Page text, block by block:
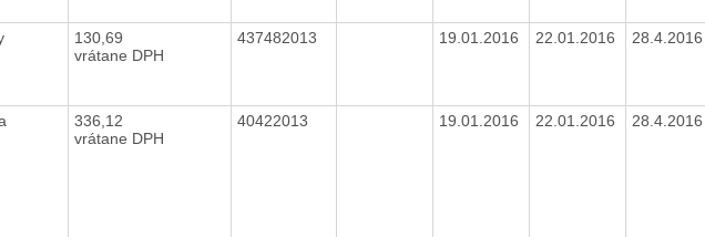
130,69
vrátane DPH
437482013 19.01.2016 22.01.2016
336,12
vrátane DPH
40422013 19.01.2016 22.01.2016